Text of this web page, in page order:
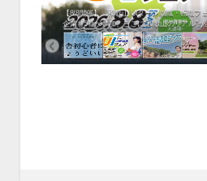
【8/8開催】「和歌山 UIターン就職・転職フ
企業も5社が参加、ここに“和歌山のリアル”が